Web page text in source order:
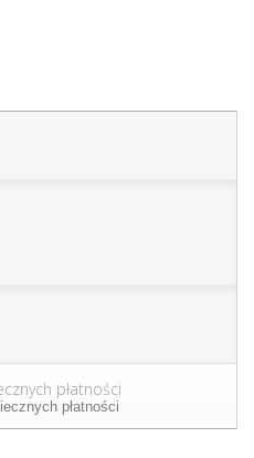
płatności